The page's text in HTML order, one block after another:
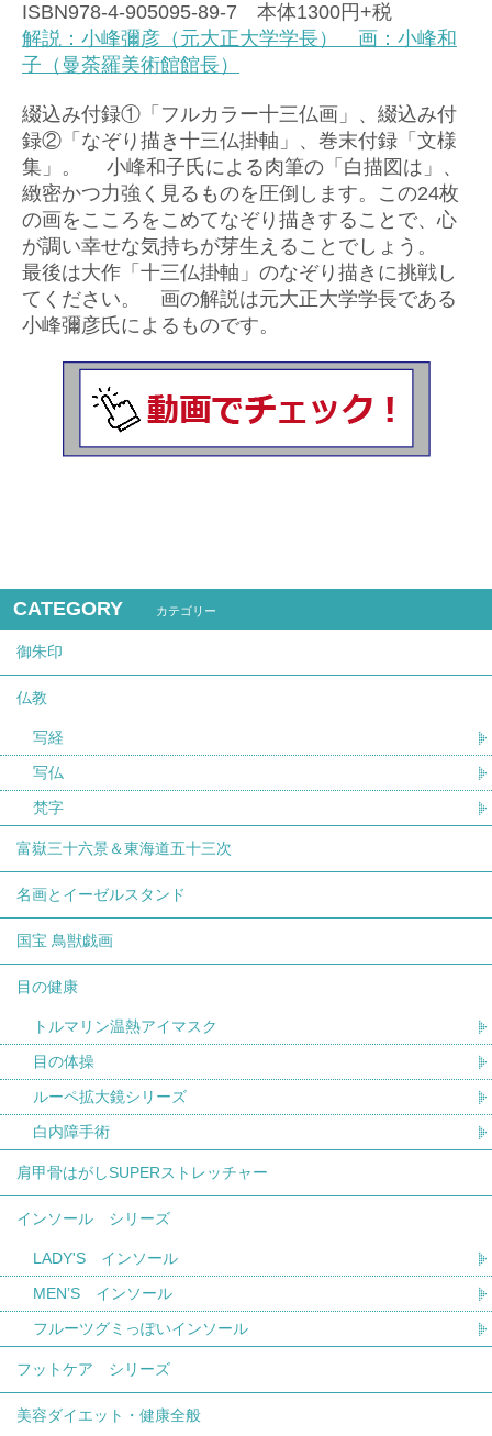
ISBN978-4-905095-89-7 本体1300円+税
解説：小峰彌彦（元大正大学学長） 画：小峰和
子（曼荼羅美術館館長）
綴込み付録①「フルカラー十三仏画」、綴込み付
録②「なぞり描き十三仏掛軸」、巻末付録「文様
集」。 小峰和子氏による肉筆の「白描図は」、
緻密かつ力強く見るものを圧倒します。この24枚
の画をこころをこめてなぞり描きすることで、心
が調い幸せな気持ちが芽生えることでしょう。
最後は大作「十三仏掛軸」のなぞり描きに挑戦し
てください。 画の解説は元大正大学学長である
小峰彌彦氏によるものです。
CATEGORY カテゴリー
御朱印
仏教
写経
写仏
梵字
富嶽三十六景＆東海道五十三次
名画とイーゼルスタンド
国宝 鳥獣戯画
目の健康
トルマリン温熱アイマスク
目の体操
ルーペ拡大鏡シリーズ
白内障手術
肩甲骨はがしSUPERストレッチャー
インソール シリーズ
LADY'S インソール
MEN’S インソール
フルーツグミっぽいインソール
フットケア シリーズ
美容ダイエット・健康全般